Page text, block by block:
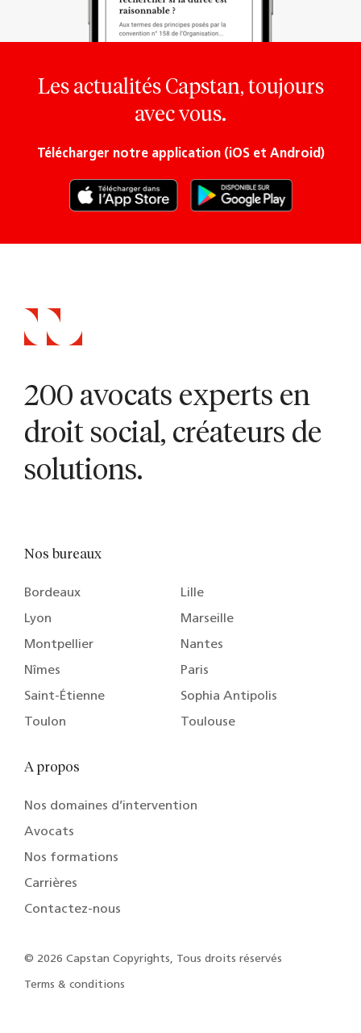
Les actualités Capstan, toujours
avec vous.
Télécharger notre application (iOS et Android)
200 avocats experts en
droit social, créateurs de
solutions.
Nos bureaux
Bordeaux
Lille
Lyon
Marseille
Montpellier
Nantes
Nîmes
Paris
Saint-Étienne
Sophia Antipolis
Toulon
Toulouse
A propos
Nos domaines d’intervention
Avocats
Nos formations
Carrières
Contactez-nous
© 2026 Capstan Copyrights, Tous droits réservés
Terms & conditions